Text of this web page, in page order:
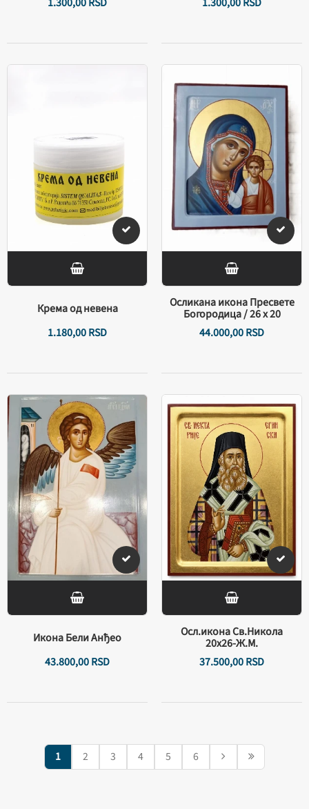
Крема од невена
1.180,00RSD
Осликана икона Пресвете
Богородица / 26 х 20
44.000,00RSD
Икона Бели Анђео
43.800,00RSD
Осл.икона Св.Никола
20х26-Ж.М.
37.500,00RSD
1 2 3 4 5 6